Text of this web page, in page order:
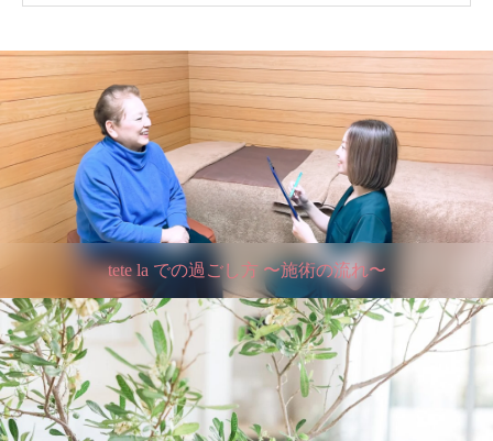
tete la での過ごし方 〜施術の流れ〜